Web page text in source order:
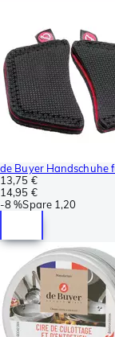
de Buyer Handschuhe
13,75 €
14,95 €
-8 %Spare 1,20